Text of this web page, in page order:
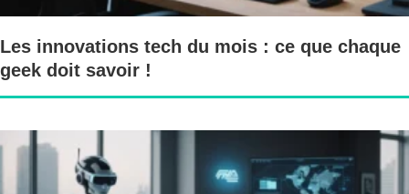
Les innovations tech du mois : ce que chaque
geek doit savoir !